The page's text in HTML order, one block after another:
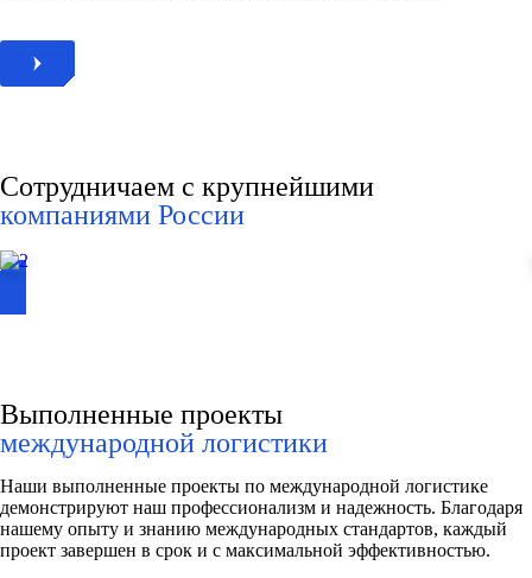
Сотрудничаем с крупнейшими
компаниями России
Выполненные проекты
международной логистики
Наши выполненные проекты по международной логистике
демонстрируют наш профессионализм и надежность. Благодаря
нашему опыту и знанию международных стандартов, каждый
проект завершен в срок и с максимальной эффективностью.